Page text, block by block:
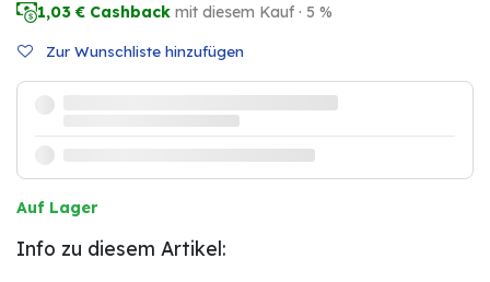
1,03 € Cashback mit diesem Kauf · 5 %
Zur Wunschliste hinzufügen
Auf Lager
Info zu diesem Artikel: